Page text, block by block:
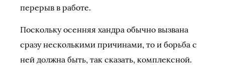
перерыв в работе.
Поскольку осенняя хандра обычно вызвана
сразу несколькими причинами, то и борьба с
ней должна быть, так сказать, комплексной.